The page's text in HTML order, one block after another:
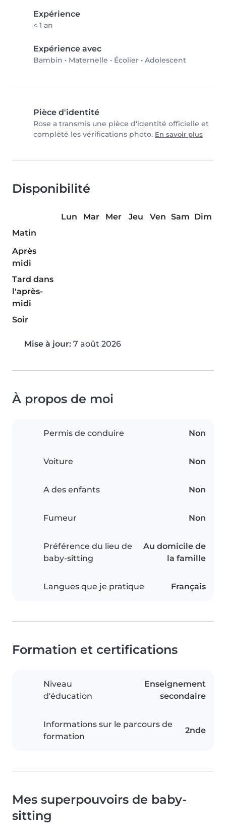
Expérience
< 1 an
Expérience avec
Bambin • Maternelle • Écolier • Adolescent
Pièce d'identité
Rose a transmis une pièce d'identité officielle et
complété les vérifications photo. En savoir plus
Disponibilité
Lun Mar Mer Jeu Ven Sam Dim
Matin
Après
midi
Tard dans
l'après-
midi
Soir
Mise à jour: 7 août 2026
À propos de moi
Permis de conduire Non
Voiture Non
A des enfants Non
Fumeur Non
Préférence du lieu de
baby-sitting
Au domicile de
la famille
Langues que je pratique Français
Formation et certifications
Niveau
d'éducation
Enseignement
secondaire
Informations sur le parcours de
formation
2nde
Mes superpouvoirs de baby-
sitting